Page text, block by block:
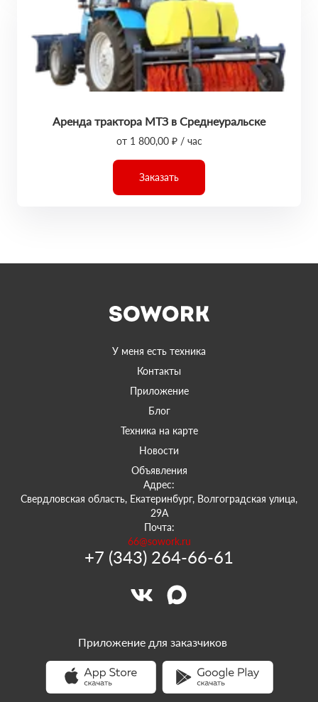
Аренда трактора МТЗ в Среднеуральске
от 1 800,00 ₽ / час
Заказать
У меня есть техника
Контакты
Приложение
Блог
Техника на карте
Новости
Объявления
Адрес:
Свердловская область, Екатеринбург, Волгоградская улица,
29А
Почта:
66@sowork.ru
+7 (343) 264-66-61
Приложение для заказчиков